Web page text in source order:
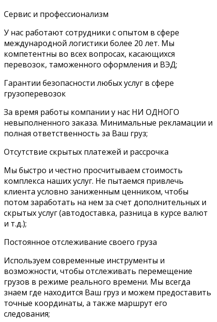
Сервис и профессионализм
У нас работают сотрудники с опытом в сфере
международной логистики более 20 лет. Мы
компетентны во всех вопросах, касающихся
перевозок, таможенного оформления и ВЭД;
Гарантии безопасности любых услуг в сфере
грузоперевозок
За время работы компании у нас НИ ОДНОГО
невыполненного заказа. Минимальные рекламации и
полная ответственность за Ваш груз;
Отсутствие скрытых платежей и рассрочка
Мы быстро и честно просчитываем стоимость
комплекса наших услуг. Не пытаемся привлечь
клиента условно заниженным ценником, чтобы
потом заработать на нем за счет дополнительных и
скрытых услуг (автодоставка, разница в курсе валют
и т.д.);
Постоянное отслеживание своего груза
Используем современные инструменты и
возможности, чтобы отслеживать перемещение
грузов в режиме реального времени. Мы всегда
знаем где находится Ваш груз и можем предоставить
точные координаты, а также маршрут его
следования;